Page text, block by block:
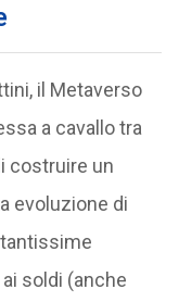
il Metaverso
a cavallo tra
costruire un
evoluzione di
soldi (anche